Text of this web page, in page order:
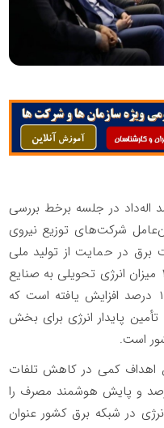
اله‌داد در جلسه برخط بررسی
اوج بار ۱۴۰۵ با مدیران‌عامل شرکت‌های توزیع نیروی
برق در حمایت از تولید ملی
اعلام کرد: در اردیبهشت ماه سال ۱۴۰۵ میزان انرژی تحویلی به صنایع
نسبت به مدت مشابه سال گذشته ۱۱ درصد افزایش یافته است که
پایدار انرژی برای بخش
است.
اهداف کمی در کاهش تلفات
و پایش هوشمند مصرف را
در شبکه برق کشور عنوان